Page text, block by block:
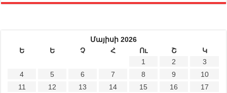
Մայիսի 2026
Ե
Ե Չ Հ Ու Շ
Կ
1
2
3
4
5 6 7 8 9
10
11
12 13 14 15 16
17